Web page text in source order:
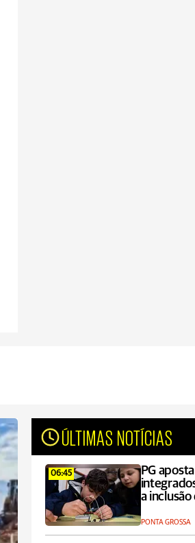
ÚLTIMAS NOTÍCIAS
06:45
PG
a inclusão
PONTA GROSSA